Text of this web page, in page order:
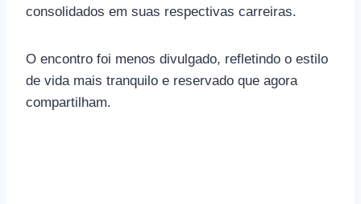
consolidados em suas respectivas carreiras.
O encontro foi menos divulgado, refletindo o estilo
de vida mais tranquilo e reservado que agora
compartilham.